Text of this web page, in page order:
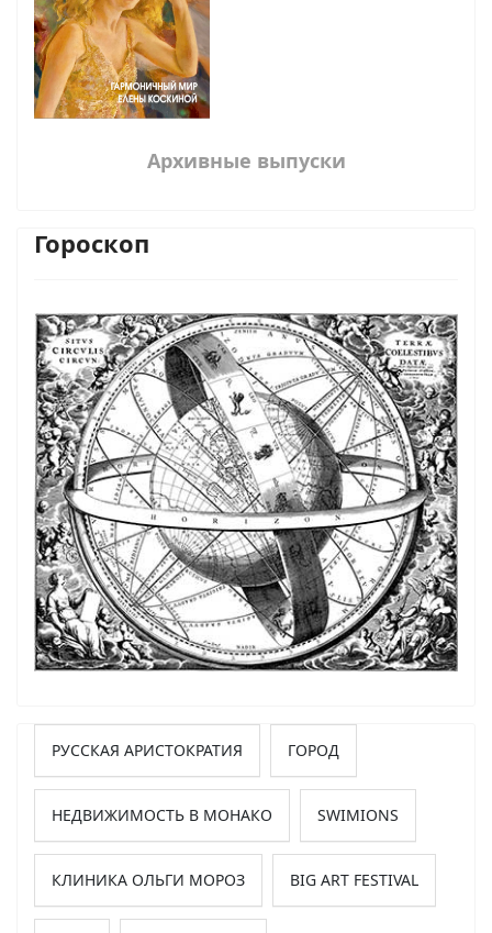
Архивные выпуски
Гороскоп
РУССКАЯ АРИСТОКРАТИЯ ГОРОД
НЕДВИЖИМОСТЬ В МОНАКО SWIMIONS
КЛИНИКА ОЛЬГИ МОРОЗ BIG ART FESTIVAL